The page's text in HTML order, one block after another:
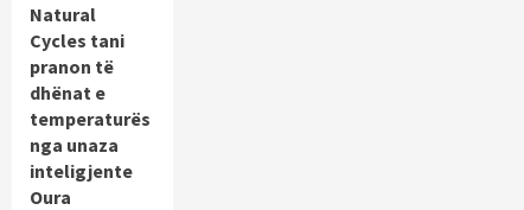
Natural
Cycles tani
pranon të
dhënat e
temperaturës
nga unaza
inteligjente
Oura